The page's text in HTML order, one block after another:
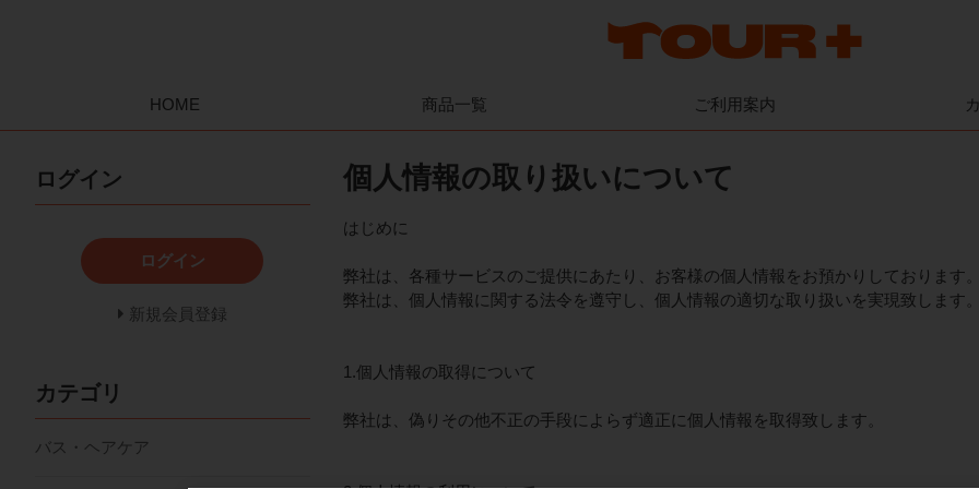
HOME 商品一覧 ご利用案内
個人情報の取り扱いについて
はじめに
弊社は、各種サービスのご提供にあたり、お客様の個人情報をお預かりしております。
弊社は、個人情報に関する法令を遵守し、個人情報の適切な取り扱いを実現致します。
1.個人情報の取得について
弊社は、偽りその他不正の手段によらず適正に個人情報を取得致します。
ログイン
ログイン
新規会員登録
カテゴリ
バス・ヘアケア